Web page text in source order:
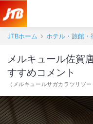
JTBホーム ホテル・旅館・
メルキュール佐賀
すすめコメント
（ メルキュールサガカラツリゾー